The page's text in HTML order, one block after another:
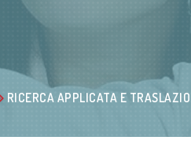
RICERCA APPLICATA E